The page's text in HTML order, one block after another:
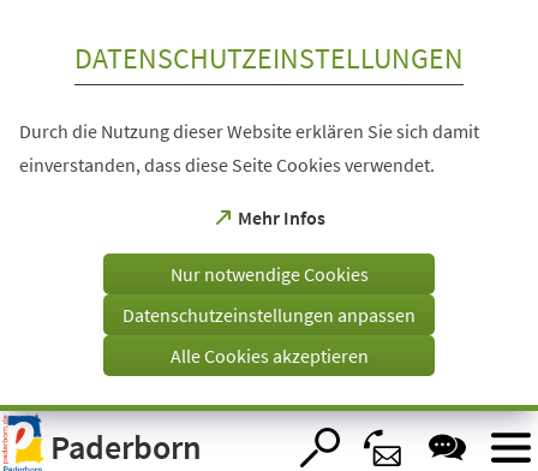
Visuelle
Assistenzsoftware
öffnen.
DATENSCHUTZEINSTELLUNGEN
Durch die Nutzung dieser Website erklären Sie sich damit
einverstanden, dass diese Seite Cookies verwendet.
Mehr Infos
(Öffnet
einem
Tab)
Nur notwendige Cookies
Datenschutzeinstellungen anpassen
Alle Cookies akzeptieren
Paderborn